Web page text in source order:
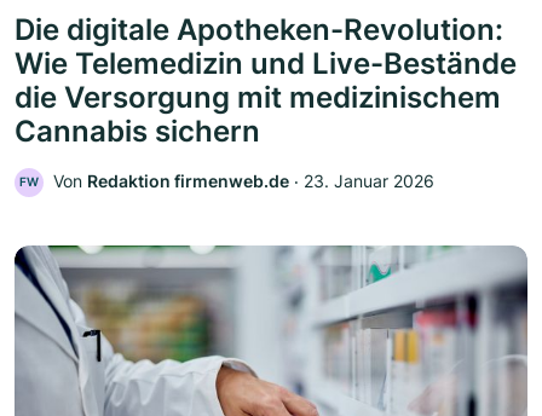
Die digitale Apotheken-Revolution:
Wie Telemedizin und Live-Bestände
die Versorgung mit medizinischem
Cannabis sichern
FW Von Redaktion firmenweb.de ‧ 23. Januar 2026